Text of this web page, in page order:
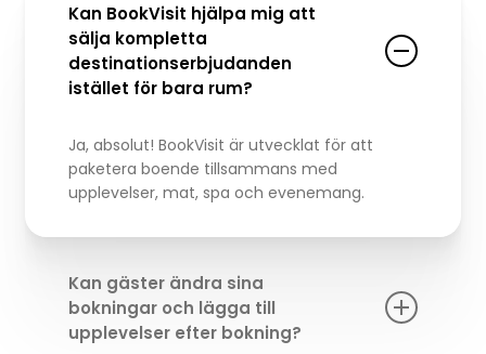
Kan BookVisit hjälpa mig att
sälja kompletta
destinationserbjudanden
istället för bara rum?
Ja, absolut! BookVisit är utvecklat för att
paketera boende tillsammans med
upplevelser, mat, spa och evenemang.
Kan gäster ändra sina
bokningar och lägga till
upplevelser efter bokning?